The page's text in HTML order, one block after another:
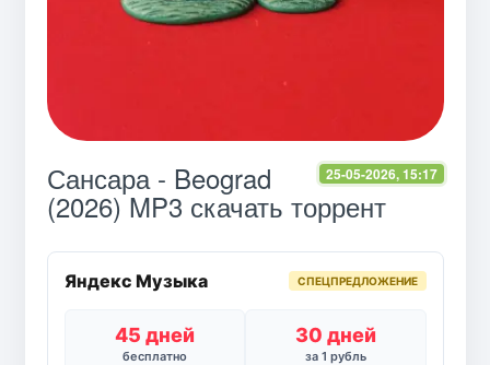
25-05-2026, 15:17
Сансара - Beograd
(2026) MP3 скачать торрент
Яндекс Музыка СПЕЦПРЕДЛОЖЕНИЕ
45 дней
бесплатно
30 дней
за 1 рубль